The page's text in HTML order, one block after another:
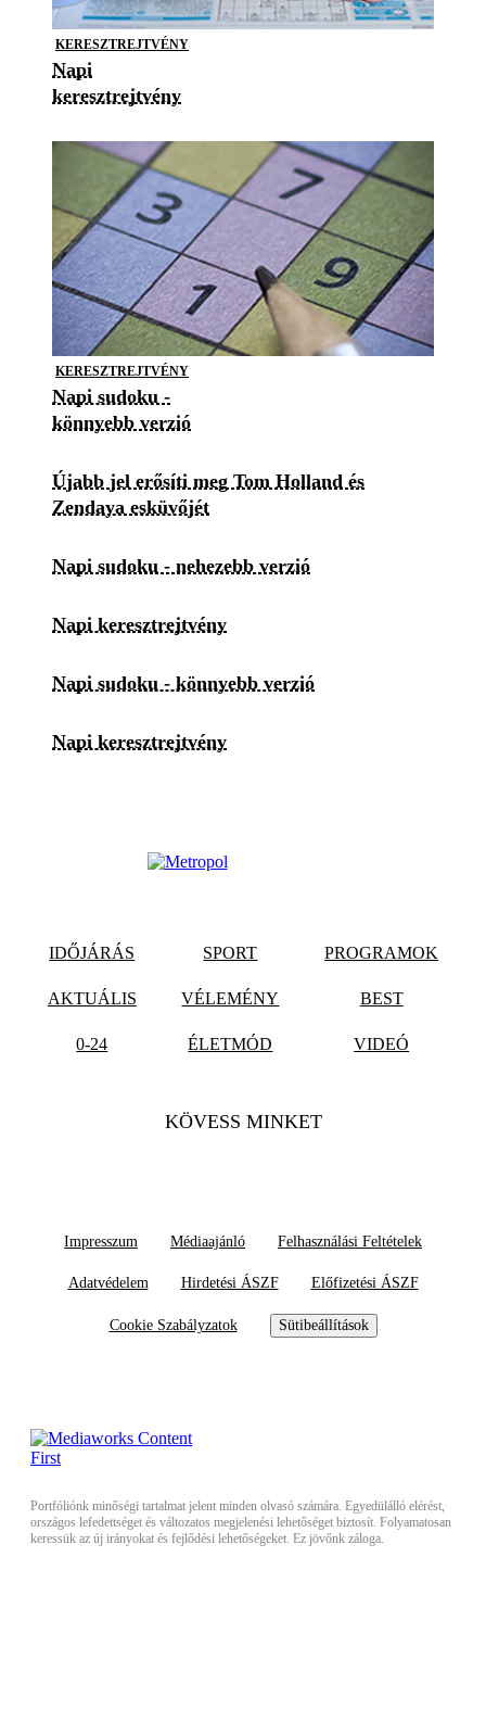
KERESZTREJTVÉNY
Napi
keresztrejtvény
KERESZTREJTVÉNY
Napi sudoku -
könnyebb verzió
Újabb jel erősíti meg Tom Holland és
Zendaya esküvőjét
Napi sudoku - nehezebb verzió
Napi keresztrejtvény
Napi sudoku - könnyebb verzió
Napi keresztrejtvény
IDŐJÁRÁS SPORT PROGRAMOK
AKTUÁLIS VÉLEMÉNY BEST
0-24 ÉLETMÓD VIDEÓ
KÖVESS MINKET
Impresszum Médiaajánló Felhasználási Feltételek
Adatvédelem Hirdetési ÁSZF Előfizetési ÁSZF
Cookie Szabályzatok Sütibeállítások
Portfóliónk minőségi tartalmat jelent minden olvasó számára. Egyedülálló elérést,
országos lefedettséget és változatos megjelenési lehetőséget biztosít. Folyamatosan
keressük az új irányokat és fejlődési lehetőségeket. Ez jövőnk záloga.